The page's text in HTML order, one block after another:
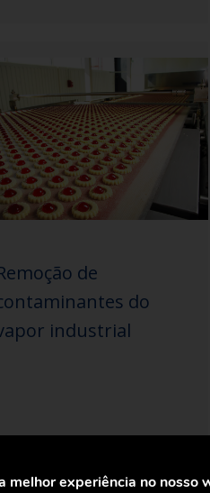
de
do
industrial
melhor experiência no nosso